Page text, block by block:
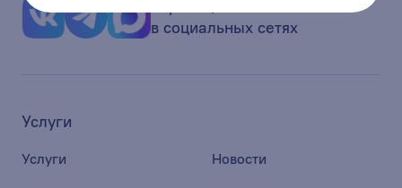
в социальных сетях
Услуги
Услуги Новости